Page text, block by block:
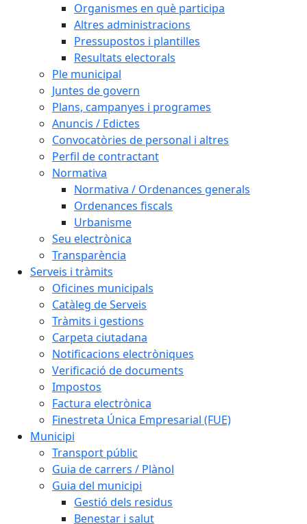
Organismes en què participa
Altres administracions
Pressupostos i plantilles
Resultats electorals
Ple municipal
Juntes de govern
Plans, campanyes i programes
Anuncis / Edictes
Convocatòries de personal i altres
Perfil de contractant
Normativa
Normativa / Ordenances generals
Ordenances fiscals
Urbanisme
Seu electrònica
Transparència
Serveis i tràmits
Oficines municipals
Catàleg de Serveis
Tràmits i gestions
Carpeta ciutadana
Notificacions electròniques
Verificació de documents
Impostos
Factura electrònica
Finestreta Única Empresarial (FUE)
Municipi
Transport públic
Guia de carrers / Plànol
Guia del municipi
Gestió dels residus
Benestar i salut